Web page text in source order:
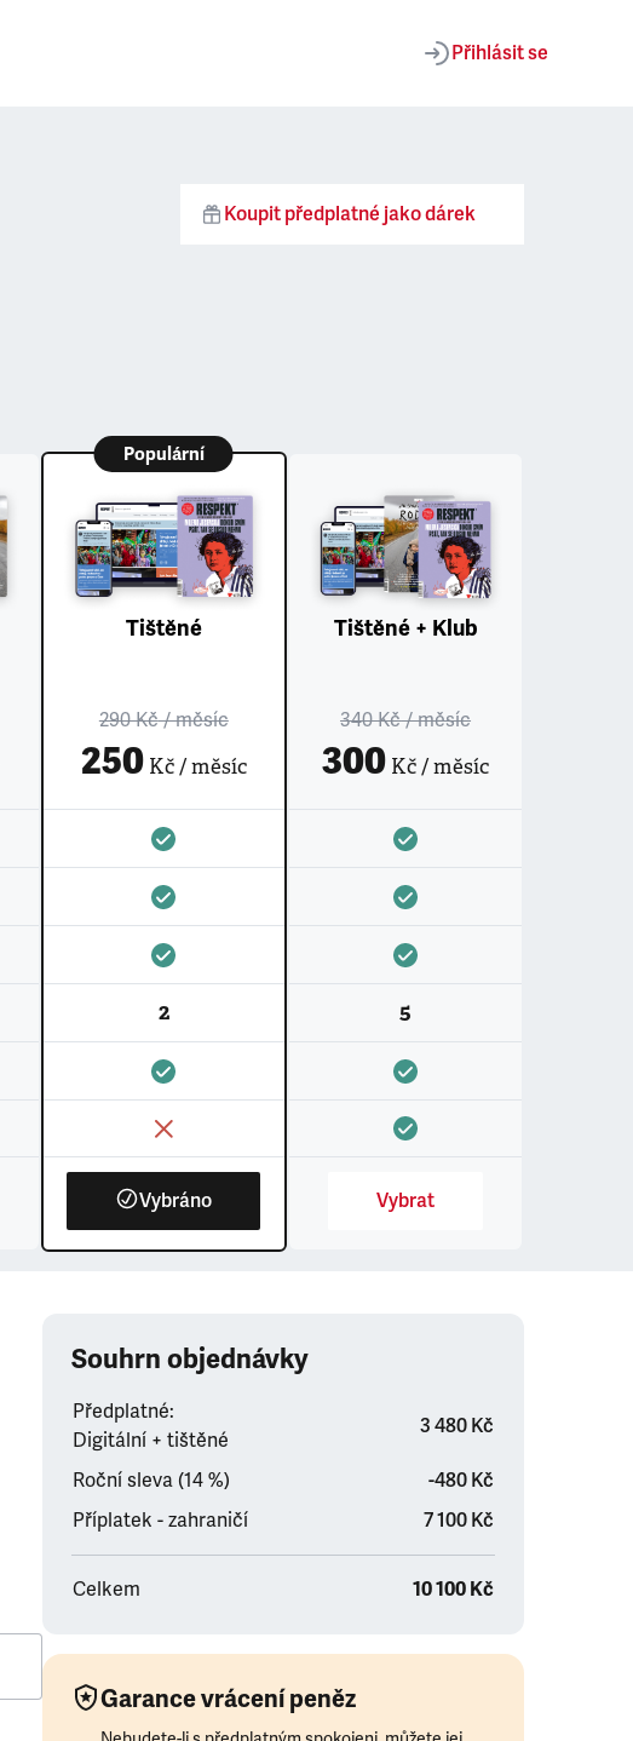
Přihlásit se
Koupit předplatné jako dárek
Populární
Tištěné
290 Kč/ měsíc
250Kč / měsíc
2
Vybráno
Tištěné + Klub
340 Kč/ měsíc
300 Kč / měsíc
5
Vybrat
Souhrn objednávky
Předplatné:
Digitální + tištěné
3 480 Kč
Roční sleva (14 %)
-480 Kč
Příplatek - zahraničí
7 100 Kč
Celkem 10 100 Kč
Garance vrácení peněz